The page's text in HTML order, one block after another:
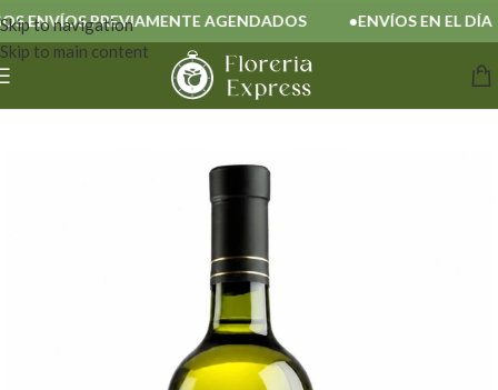
Skip to navigation
Skip to main content
ENVÍOS PREVIAMENTE AGENDADOS ENVÍOS EN EL DÍA